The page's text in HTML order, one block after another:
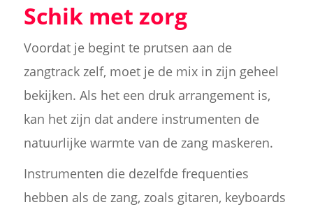
Schik met zorg
Voordat je begint te prutsen aan de
zangtrack zelf, moet je de mix in zijn geheel
bekijken. Als het een druk arrangement is,
kan het zijn dat andere instrumenten de
natuurlijke warmte van de zang maskeren.
Instrumenten die dezelfde frequenties
hebben als de zang, zoals gitaren, keyboards